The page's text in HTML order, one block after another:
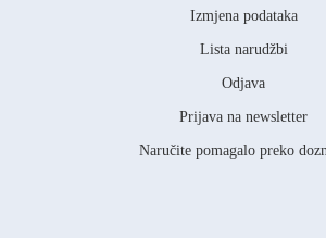
Izmjena podataka
Lista narudžbi
Odjava
Prijava na newsletter
Naručite pomagalo preko